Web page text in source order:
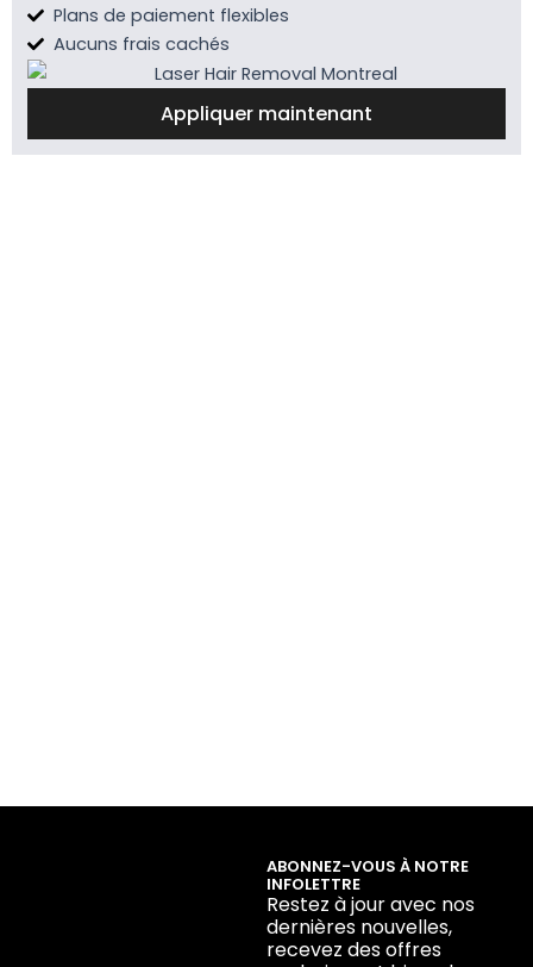
Plans de paiement flexibles
Aucuns frais cachés
Appliquer maintenant
ABONNEZ-VOUS À NOTRE
INFOLETTRE
Restez à jour avec nos
dernières nouvelles,
recevez des offres